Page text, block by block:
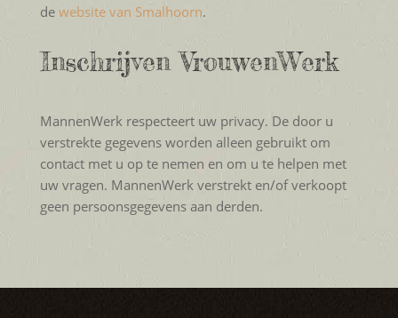
de website van Smalhoorn.
Inschrijven VrouwenWerk
MannenWerk respecteert uw privacy. De door u
verstrekte gegevens worden alleen gebruikt om
contact met u op te nemen en om u te helpen met
uw vragen. MannenWerk verstrekt en/of verkoopt
geen persoonsgegevens aan derden.